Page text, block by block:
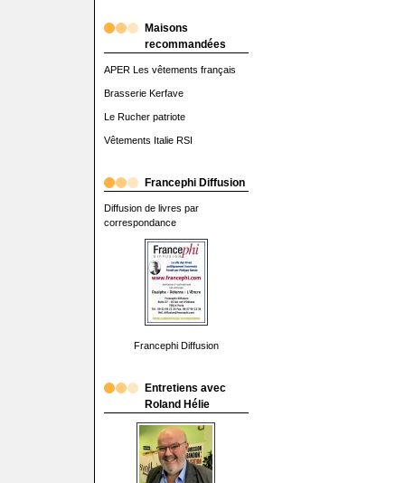
Maisons
recommandées
APER Les vêtements français
Brasserie Kerfave
Le Rucher patriote
Vêtements Italie RSI
Francephi Diffusion
Diffusion de livres par
correspondance
Francephi Diffusion
Entretiens avec
Roland Hélie